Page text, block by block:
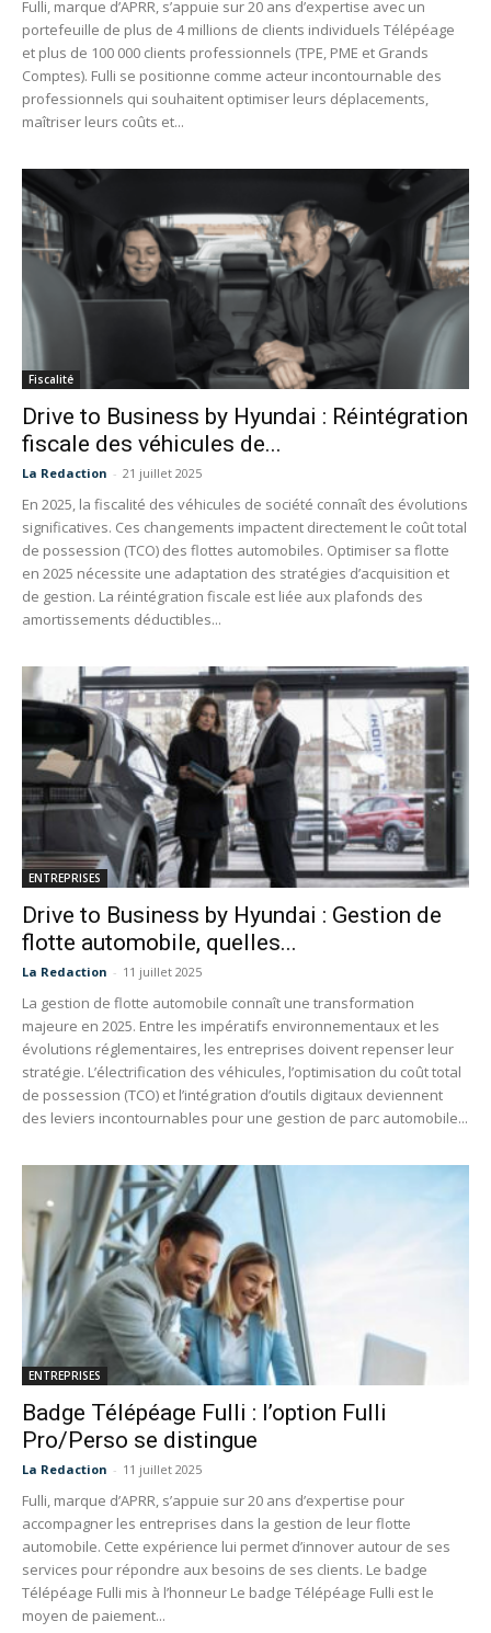
Fulli, marque d’APRR, s’appuie sur 20 ans d’expertise avec un
portefeuille de plus de 4 millions de clients individuels Télépéage
et plus de 100 000 clients professionnels (TPE, PME et Grands
Comptes). Fulli se positionne comme acteur incontournable des
professionnels qui souhaitent optimiser leurs déplacements,
maîtriser leurs coûts et...
Fiscalité
Drive to Business by Hyundai : Réintégration
fiscale des véhicules de...
La Redaction - 21 juillet 2025
En 2025, la fiscalité des véhicules de société connaît des évolutions
significatives. Ces changements impactent directement le coût total
de possession (TCO) des flottes automobiles. Optimiser sa flotte
en 2025 nécessite une adaptation des stratégies d’acquisition et
de gestion. La réintégration fiscale est liée aux plafonds des
amortissements déductibles...
ENTREPRISES
Drive to Business by Hyundai : Gestion de
flotte automobile, quelles...
La Redaction - 11 juillet 2025
La gestion de flotte automobile connaît une transformation
majeure en 2025. Entre les impératifs environnementaux et les
évolutions réglementaires, les entreprises doivent repenser leur
stratégie. L’électrification des véhicules, l’optimisation du coût total
de possession (TCO) et l’intégration d’outils digitaux deviennent
des leviers incontournables pour une gestion de parc automobile...
ENTREPRISES
Badge Télépéage Fulli : l’option Fulli
Pro/Perso se distingue
La Redaction - 11 juillet 2025
Fulli, marque d’APRR, s’appuie sur 20 ans d’expertise pour
accompagner les entreprises dans la gestion de leur flotte
automobile. Cette expérience lui permet d’innover autour de ses
services pour répondre aux besoins de ses clients. Le badge
Télépéage Fulli mis à l’honneur Le badge Télépéage Fulli est le
moyen de paiement...